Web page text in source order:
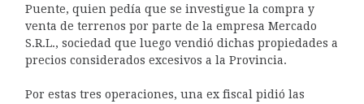
Puente, quien pedía que se investigue la compra y
venta de terrenos por parte de la empresa Mercado
S.R.L., sociedad que luego vendió dichas propiedades a
precios considerados excesivos a la Provincia.
Por estas tres operaciones, una ex fiscal pidió las